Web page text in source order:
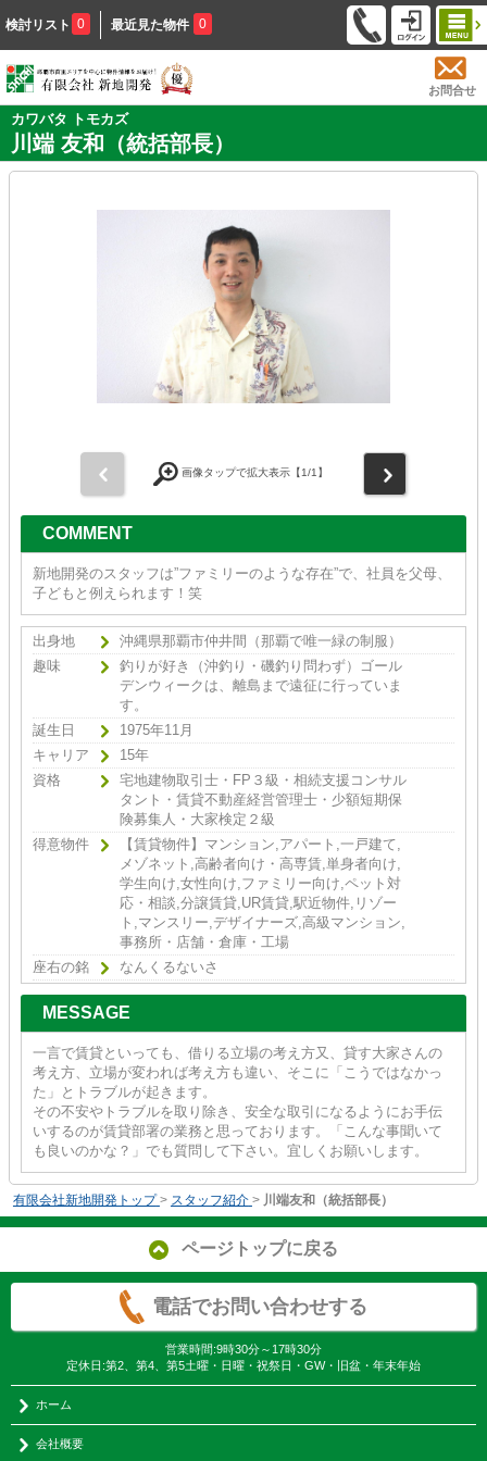
検討リスト 0 最近見た物件 0
お問合せ
カワバタ トモカズ
川端 友和（統括部長）
画像タップで拡大表示【1/1】
COMMENT
新地開発のスタッフは”ファミリーのような存在”で、社員を父母、
子どもと例えられます！笑
出身地
沖縄県那覇市仲井間（那覇で唯一緑の制服）
趣味
釣りが好き（沖釣り・磯釣り問わず）ゴール
デンウィークは、離島まで遠征に行っていま
す。
誕生日
1975年11月
キャリア
15年
資格
宅地建物取引士・FP３級・相続支援コンサル
タント・賃貸不動産経営管理士・少額短期保
険募集人・大家検定２級
得意物件
【賃貸物件】マンション,アパート,一戸建て,
メゾネット,高齢者向け・高専賃,単身者向け,
学生向け,女性向け,ファミリー向け,ペット対
応・相談,分譲賃貸,UR賃貸,駅近物件,リゾー
ト,マンスリー,デザイナーズ,高級マンション,
事務所・店舗・倉庫・工場
座右の銘
なんくるないさ
MESSAGE
一言で賃貸といっても、借りる立場の考え方又、貸す大家さんの
考え方、立場が変われば考え方も違い、そこに「こうではなかっ
た」とトラブルが起きます。
その不安やトラブルを取り除き、安全な取引になるようにお手伝
いするのが賃貸部署の業務と思っております。「こんな事聞いて
も良いのかな？」でも質問して下さい。宜しくお願いします。
有限会社新地開発トップ > スタッフ紹介 > 川端友和（統括部長）
ページトップに戻る
電話でお問い合わせする
営業時間:9時30分～17時30分
定休日:第2、第4、第5土曜・日曜・祝祭日・GW・旧盆・年末年始
ホーム
会社概要